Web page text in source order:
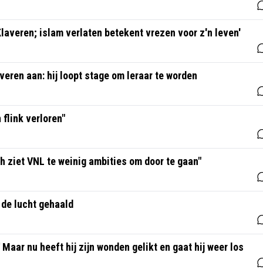
islam verlaten betekent vrezen voor z'n leven'
aan: hij loopt stage om leraar te worden
flink verloren"
VNL te weinig ambities om door te gaan"
lucht gehaald
nu heeft hij zijn wonden gelikt en gaat hij weer los